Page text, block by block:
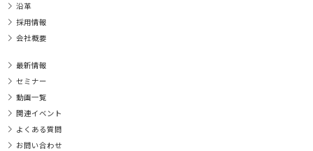
沿革
採用情報
会社概要
最新情報
セミナー
動画一覧
関連イベント
よくある質問
お問い合わせ